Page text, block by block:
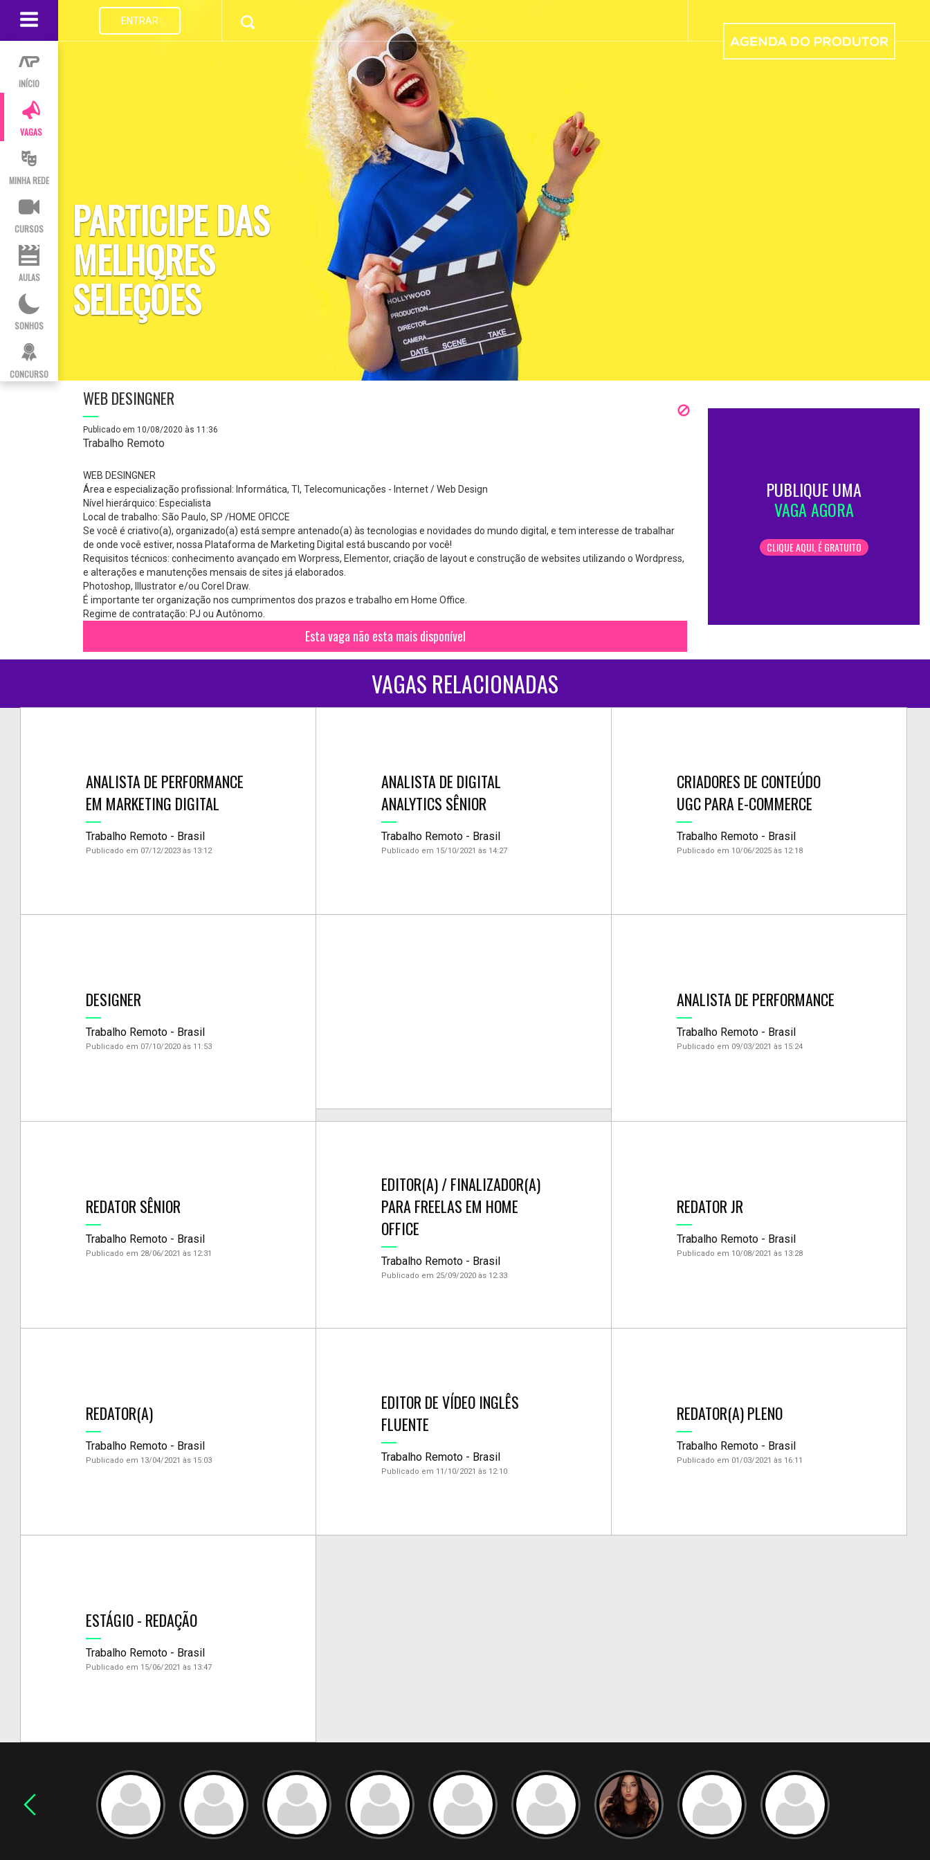
INÍCIO
VAGAS
MINHA REDE
CURSOS
AULAS
SONHOS
CONCURSO
ENTRAR
PARTICIPE DAS
MELHORES
SELEÇÕES
WEB DESINGNER
Publicado em 10/08/2020 às 11:36
Trabalho Remoto
WEB DESINGNER
Área e especialização profissional: Informática, TI, Telecomunicações - Internet / Web Design
Nível hierárquico: Especialista
Local de trabalho: São Paulo, SP /HOME OFICCE
Se você é criativo(a), organizado(a) está sempre antenado(a) às tecnologias e novidades do mundo digital, e tem interesse de trabalhar
de onde você estiver, nossa Plataforma de Marketing Digital está buscando por você!
Requisitos técnicos: conhecimento avançado em Worpress, Elementor, criação de layout e construção de websites utilizando o Wordpress,
e alterações e manutenções mensais de sites já elaborados.
Photoshop, Illustrator e/ou Corel Draw.
É importante ter organização nos cumprimentos dos prazos e trabalho em Home Office.
Regime de contratação: PJ ou Autônomo.
Esta vaga não esta mais disponível
PUBLIQUE UMA
VAGA AGORA
CLIQUE AQUI, É GRATUITO
VAGAS RELACIONADAS
ANALISTA DE PERFORMANCE
EM MARKETING DIGITAL
Trabalho Remoto - Brasil
Publicado em 07/12/2023 às 13:12
ANALISTA DE DIGITAL
ANALYTICS SÊNIOR
Trabalho Remoto - Brasil
Publicado em 15/10/2021 às 14:27
CRIADORES DE CONTEÚDO
UGC PARA E-COMMERCE
Trabalho Remoto - Brasil
Publicado em 10/06/2025 às 12:18
DESIGNER
Trabalho Remoto - Brasil
Publicado em 07/10/2020 às 11:53
ANALISTA DE PERFORMANCE
Trabalho Remoto - Brasil
Publicado em 09/03/2021 às 15:24
REDATOR SÊNIOR
Trabalho Remoto - Brasil
Publicado em 28/06/2021 às 12:31
EDITOR(A) / FINALIZADOR(A)
PARA FREELAS EM HOME
OFFICE
Trabalho Remoto - Brasil
Publicado em 25/09/2020 às 12:33
REDATOR JR
Trabalho Remoto - Brasil
Publicado em 10/08/2021 às 13:28
REDATOR(A)
Trabalho Remoto - Brasil
Publicado em 13/04/2021 às 15:03
EDITOR DE VÍDEO INGLÊS
FLUENTE
Trabalho Remoto - Brasil
Publicado em 11/10/2021 às 12:10
REDATOR(A) PLENO
Trabalho Remoto - Brasil
Publicado em 01/03/2021 às 16:11
ESTÁGIO - REDAÇÃO
Trabalho Remoto - Brasil
Publicado em 15/06/2021 às 13:47